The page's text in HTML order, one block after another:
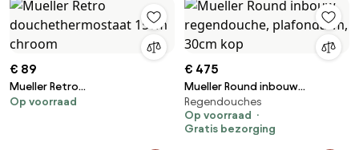
€ 89
Mueller Retro
douchethermostaat 15cm
Op voorraad
€ 475
Mueller Round inbouw
regendouche, plafondarm,
30cm kop
Regendouches
Op voorraad
Gratis bezorging